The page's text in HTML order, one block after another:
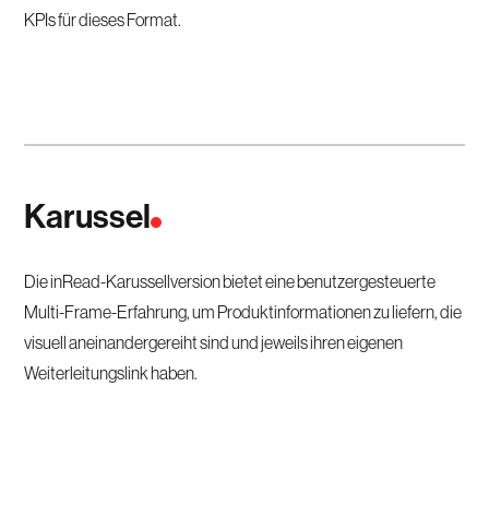
KPIs für dieses Format.
Karussel
Die inRead-Karussellversion bietet eine benutzergesteuerte
Multi-Frame-Erfahrung, um Produktinformationen zu liefern, die
visuell aneinandergereiht sind und jeweils ihren eigenen
Weiterleitungslink haben.